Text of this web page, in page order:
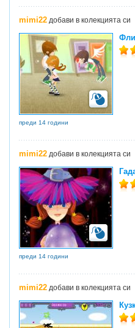
mimi22 добави в колекцията си
преди 14 години
mimi22 добави в колекцията си
преди 14 години
mimi22 добави в колекцията си